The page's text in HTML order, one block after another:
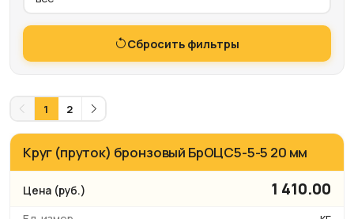
Сбросить фильтры
1 2
Круг (пруток) бронзовый БрОЦС5-5-5 20 мм
1 410.00